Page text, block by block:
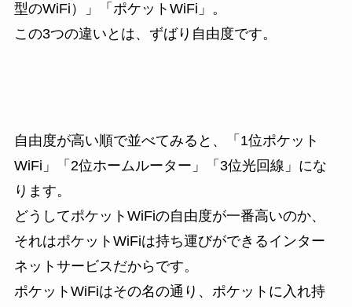
型のWiFi）」「ポケットWiFi」。
この3つの違いとは、ずばり自由度です。
自由度が高い順で並べてみると、「1位ポケット
WiFi」「2位ホームルーター」「3位光回線」にな
ります。
どうしてポケットWiFiの自由度が一番高いのか、
それはポケットWiFiは持ち運びができるインター
ネットサービスだからです。
ポケットWiFiはその名の通り、ポケットに入れ持